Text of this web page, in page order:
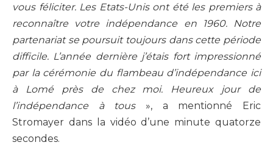
vous féliciter. Les Etats-Unis ont été les premiers à
reconnaître votre indépendance en 1960. Notre
partenariat se poursuit toujours dans cette période
difficile. L’année dernière j’étais fort impressionné
par la cérémonie du flambeau d’indépendance ici
à Lomé près de chez moi. Heureux jour de
l’indépendance à tous», a mentionné Eric
Stromayer dans la vidéo d’une minute quatorze
secondes.